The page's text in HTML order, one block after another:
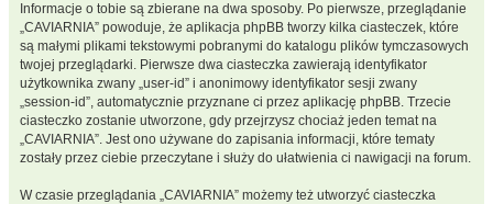
Informacje o tobie są zbierane na dwa sposoby. Po pierwsze, przeglądanie
„CAVIARNIA” powoduje, że aplikacja phpBB tworzy kilka ciasteczek, które
są małymi plikami tekstowymi pobranymi do katalogu plików tymczasowych
twojej przeglądarki. Pierwsze dwa ciasteczka zawierają identyfikator
użytkownika zwany „user-id” i anonimowy identyfikator sesji zwany
„session-id”, automatycznie przyznane ci przez aplikację phpBB. Trzecie
ciasteczko zostanie utworzone, gdy przejrzysz chociaż jeden temat na
„CAVIARNIA”. Jest ono używane do zapisania informacji, które tematy
zostały przez ciebie przeczytane i służy do ułatwienia ci nawigacji na forum.
W czasie przeglądania „CAVIARNIA” możemy też utworzyć ciasteczka